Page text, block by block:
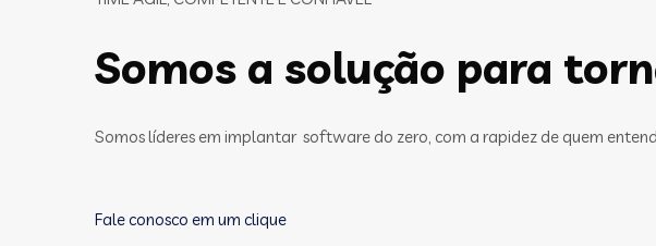
Somos a solução para
Somos líderes em implantar software do zero, com a rapidez de quem
Fale conosco em um clique